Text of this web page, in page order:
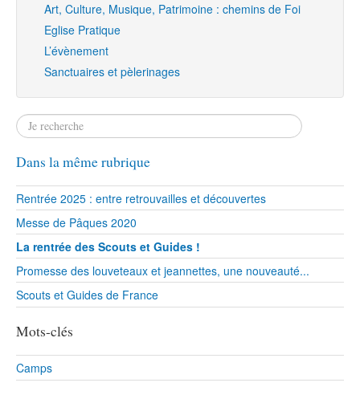
Art, Culture, Musique, Patrimoine : chemins de Foi
Eglise Pratique
L’évènement
Sanctuaires et pèlerinages
Dans la même rubrique
Rentrée 2025 : entre retrouvailles et découvertes
Messe de Pâques 2020
La rentrée des Scouts et Guides !
Promesse des louveteaux et jeannettes, une nouveauté...
Scouts et Guides de France
Mots-clés
Camps